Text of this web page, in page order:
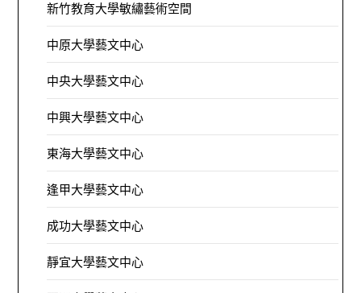
新竹教育大學敏繡藝術空間
中原大學藝文中心
中央大學藝文中心
中興大學藝文中心
東海大學藝文中心
逢甲大學藝文中心
成功大學藝文中心
靜宜大學藝文中心